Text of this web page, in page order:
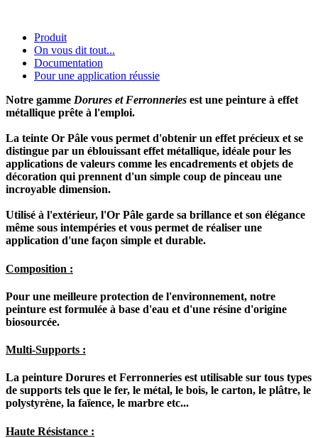
Produit
On vous dit tout...
Documentation
Pour une application réussie
Notre gamme Dorures et Ferronneries est une peinture à effet
métallique prête à l'emploi.
La teinte Or Pâle vous permet d'obtenir un effet précieux et se
distingue par un éblouissant effet métallique, idéale pour les
applications de valeurs comme les encadrements et objets de
décoration qui prennent d'un simple coup de pinceau une
incroyable dimension.
Utilisé à l'extérieur, l'Or Pâle garde sa brillance et son élégance
même sous intempéries et vous permet de réaliser une
application d'une façon simple et durable.
Composition :
Pour une meilleure protection de l'environnement, notre
peinture est formulée à base d'eau et d'une résine d'origine
biosourcée.
Multi-Supports :
La peinture Dorures et Ferronneries est utilisable sur tous types
de supports tels que le fer, le métal, le bois, le carton, le plâtre, le
polystyrène, la faïence, le marbre etc...
Haute Résistance :